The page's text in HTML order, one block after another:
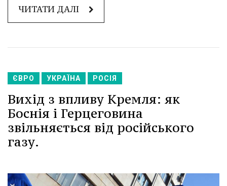
ЧИТАТИ ДАЛІ
ЄВРО УКРАЇНА РОСІЯ
Вихід з впливу Кремля: як
Боснія і Герцеговина
звільняється від російського
газу.